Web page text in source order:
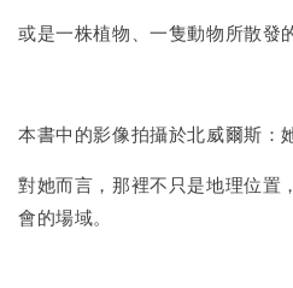
或是一株植物、一隻動物所散發
本書中的影像拍攝於北威爾斯：
對她而言，那裡不只是地理位置
會的場域。